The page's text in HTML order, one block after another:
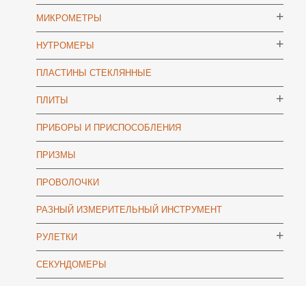
МИКРОМЕТРЫ
НУТРОМЕРЫ
ПЛАСТИНЫ СТЕКЛЯННЫЕ
ПЛИТЫ
ПРИБОРЫ И ПРИСПОСОБЛЕНИЯ
ПРИЗМЫ
ПРОВОЛОЧКИ
РАЗНЫЙ ИЗМЕРИТЕЛЬНЫЙ ИНСТРУМЕНТ
РУЛЕТКИ
СЕКУНДОМЕРЫ